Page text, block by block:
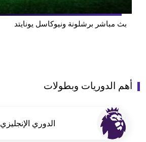
بث مباشر برشلونة ونيوكاسل يونايتد
أهم الدوريات وبطولات
الدوري الإنجليزي